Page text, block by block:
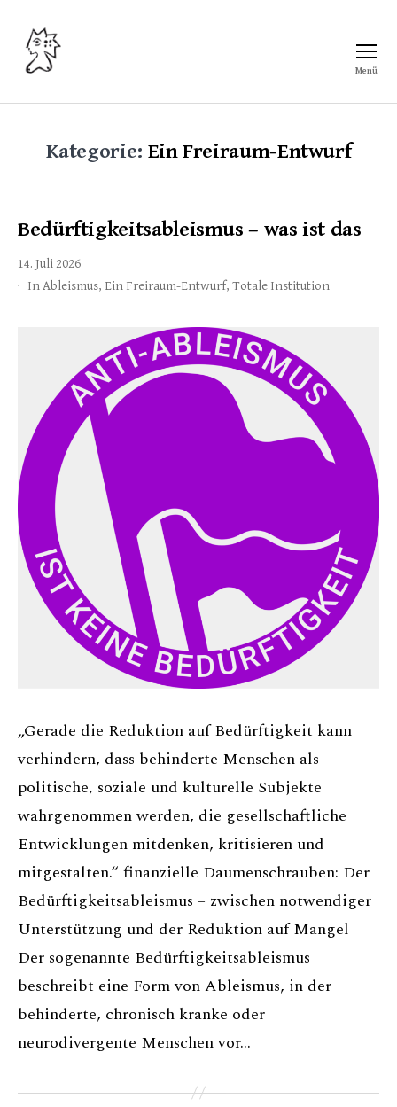
Menü
Kategorie: Ein Freiraum-Entwurf
Bedürftigkeitsableismus – was ist das
14. Juli 2026
InAbleismus, Ein Freiraum-Entwurf, Totale Institution
„Gerade die Reduktion auf Bedürftigkeit kann
verhindern, dass behinderte Menschen als
politische, soziale und kulturelle Subjekte
wahrgenommen werden, die gesellschaftliche
Entwicklungen mitdenken, kritisieren und
mitgestalten.“ finanzielle Daumenschrauben: Der
Bedürftigkeitsableismus – zwischen notwendiger
Unterstützung und der Reduktion auf Mangel
Der sogenannte Bedürftigkeitsableismus
beschreibt eine Form von Ableismus, in der
behinderte, chronisch kranke oder
neurodivergente Menschen vor…